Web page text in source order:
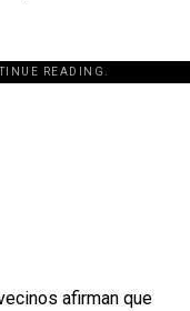
READING.
afirman que